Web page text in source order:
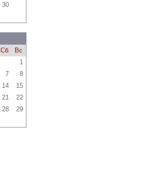
30
Сб
Вс
1
7
8
14
15
21
22
28
29